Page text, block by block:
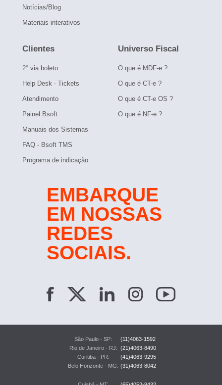
Notícias/Blog
Materiais interativos
Clientes
2° via boleto
Help Desk - Tickets
Atendimento
Painel Bsoft
Manuais dos Sistemas
FAQ - Bsoft TMS
Programa de indicação
Universo Fiscal
O que é MDF-e ?
O que é CT-e ?
O que é CT-e OS ?
O que é NF-e ?
EMBARQUE
EM NOSSAS
REDES
SOCIAIS.
São Paulo - SP:
(11)4063-1592
Rio de Janeiro - RJ: (21)4063-8490
Curitiba - PR:
(41)4063-9295
Belo Horizonte - MG: (31)4063-8042